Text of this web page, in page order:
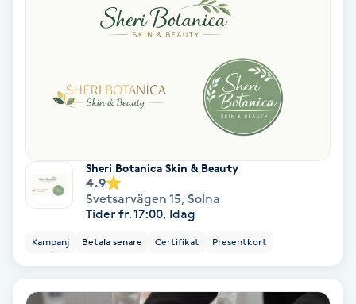
Singelfransar
Skalpmassage
Sheri Botanica Skin & Beauty
4.9
Svetsarvägen 15, Solna
Tider fr. 17:00, Idag
Kampanj Betala senare Certifikat Presentkort